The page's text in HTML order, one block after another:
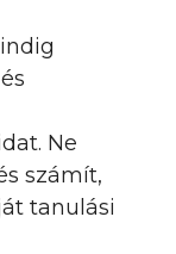
Ne
számít,
tanulási